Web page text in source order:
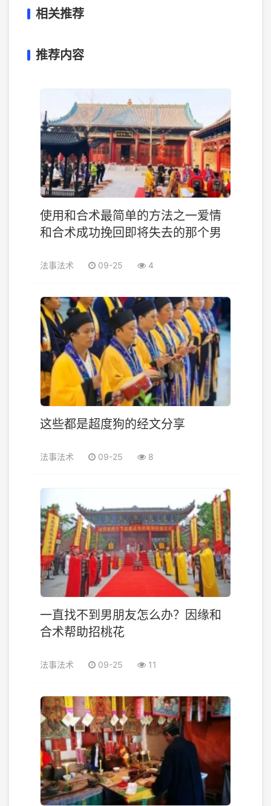
相关推荐
推荐内容
使用和合术最简单的方法之一爱情
和合术成功挽回即将失去的那个男
法事法术 09-25 4
这些都是超度狗的经文分享
法事法术 09-25 8
一直找不到男朋友怎么办？因缘和
合术帮助招桃花
法事法术 09-25 11